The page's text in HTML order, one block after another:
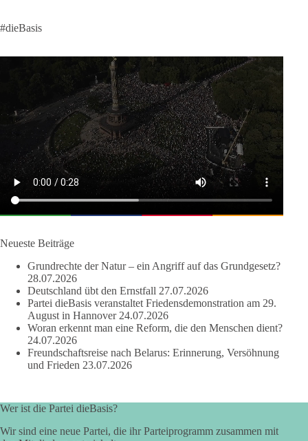
377
DieBasis
2 Tage(n) zuvor
Wusstest du, dass ein guter Antrag nicht besser oder schlechter
wird, nur weil er von einer bestimmten Partei kommt?
Sachsen-Anhalt braucht Lösungen für Schule, Pflege,
Wirtschaft, Infrastruktur und die Kommunen. Diese Probleme
werden nicht kleiner, wenn im Landtag zuerst auf Parteifarbe
und erst danach auf den Inhalt geschaut wird.
dieBasis Sachsen-Anhalt steht für Kooperation in Sachfragen.
Jeder Antrag soll danach bewertet werden, ob er dem Land
und den Menschen wirklich nützt.
Zustimmung, wenn ein Vorschlag sinnvoll ist. Ablehnung,
wenn er Sachsen-Anhalt nicht weiterbringt.
💬 Was ist dir wichtiger: der Absender eines Antrags oder das
Ergebnis für Sachsen-Anhalt?
👉 Folgen:
https://www.facebook.com/groups/diebasissachsenanhalt/
#dieBasis
Neueste Beiträge
Grundrechte der Natur – ein Angriff auf das Grundgesetz?
28.07.2026
Deutschland übt den Ernstfall 27.07.2026
Partei dieBasis veranstaltet Friedensdemonstration am 29.
August in Hannover 24.07.2026
Woran erkennt man eine Reform, die den Menschen dient?
24.07.2026
Freundschaftsreise nach Belarus: Erinnerung, Versöhnung
und Frieden 23.07.2026
Wer ist die Partei dieBasis?
Wir sind eine neue Partei, die ihr Parteiprogramm zusammen mit